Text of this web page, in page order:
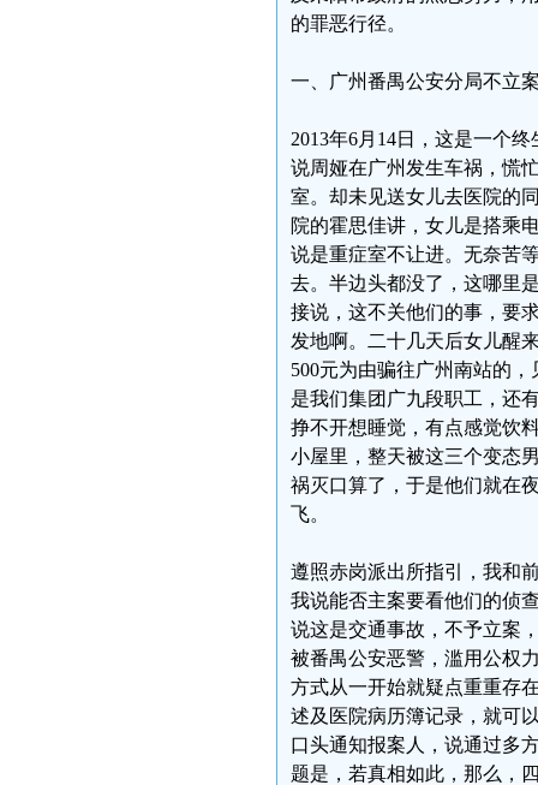
的罪恶行径。
一、广州番禺公安分局不立
2013年6月14日，这是一个
说周娅在广州发生车祸，慌
室。却未见送女儿去医院的
院的霍思佳讲，女儿是搭乘
说是重症室不让进。无奈苦
去。半边头都没了，这哪里
接说，这不关他们的事，要
发地啊。二十几天后女儿醒
500元为由骗往广州南站的
是我们集团广九段职工，还
挣不开想睡觉，有点感觉饮
小屋里，整天被这三个变态
祸灭口算了，于是他们就在
飞。
遵照赤岗派出所指引，我和
我说能否主案要看他们的侦
说这是交通事故，不予立案
被番禺公安恶警，滥用公权
方式从一开始就疑点重重存
述及医院病历簿记录，就可
口头通知报案人，说通过多
题是，若真相如此，那么，